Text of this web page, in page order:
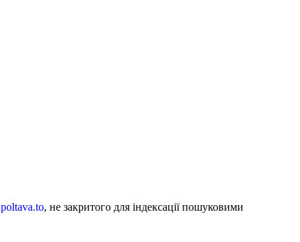
poltava.to, не закритого для індексації пошуковими